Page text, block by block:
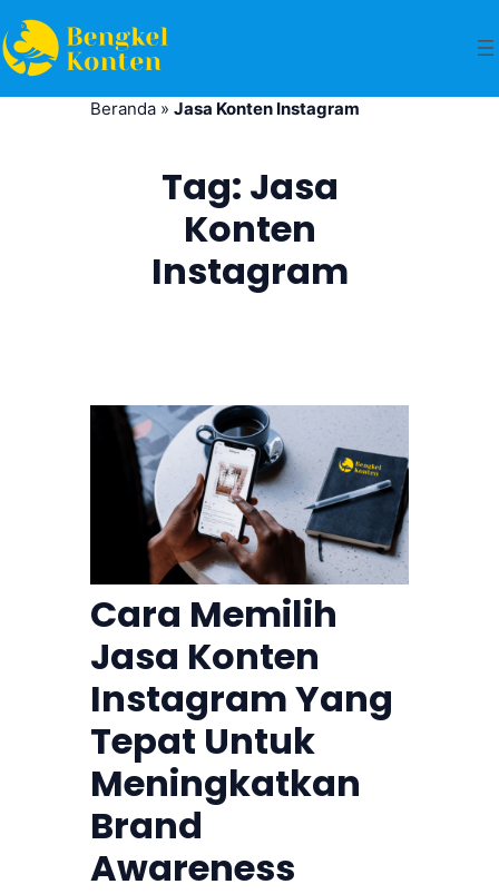
Beranda» Jasa Konten Instagram
Tag: Jasa
Konten
Instagram
Cara Memilih
Jasa Konten
Instagram Yang
Tepat Untuk
Meningkatkan
Brand
Awareness